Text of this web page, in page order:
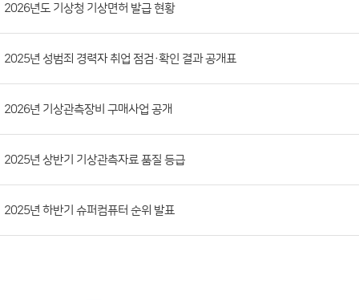
일,
조
회
2026년도 기상청 기상면허 발급 현황
2025년 성범죄 경력자 취업 점검·확인 결과 공개표
2026년 기상관측장비 구매사업 공개
2025년 상반기 기상관측자료 품질 등급
2025년 하반기 슈퍼컴퓨터 순위 발표